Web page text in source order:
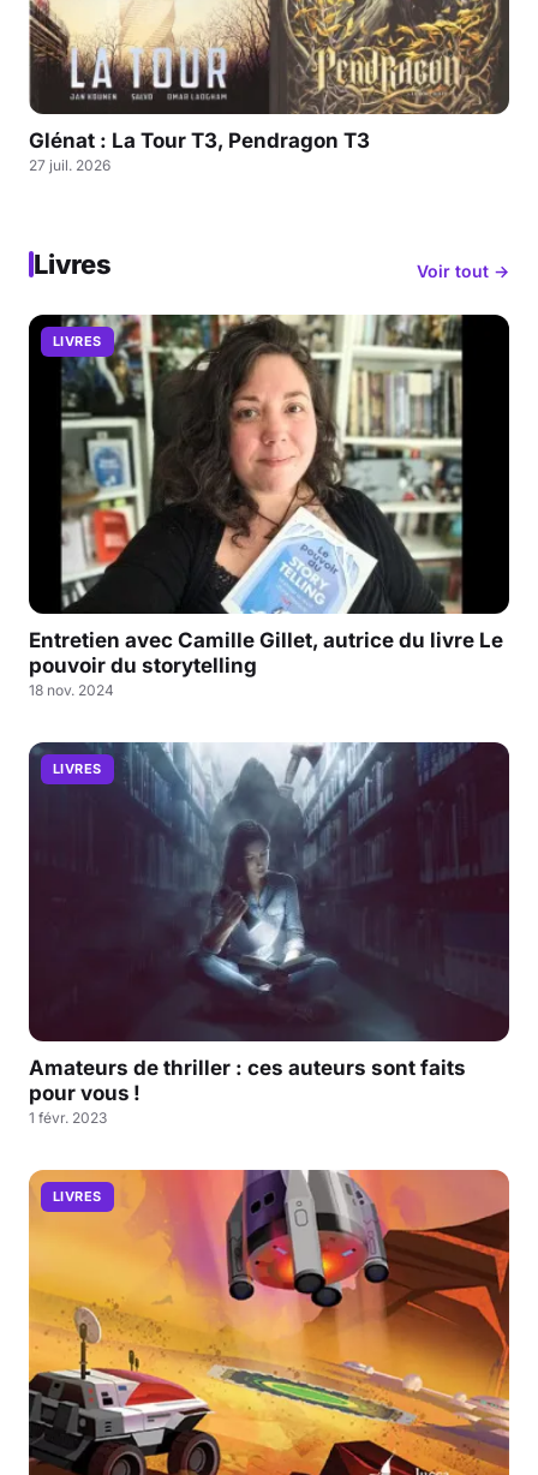
Glénat : La Tour T3, Pendragon T3
27 juil. 2026
Livres Voir tout →
LIVRES
Entretien avec Camille Gillet, autrice du livre Le
pouvoir du storytelling
18 nov. 2024
LIVRES
Amateurs de thriller : ces auteurs sont faits
pour vous !
1 févr. 2023
LIVRES